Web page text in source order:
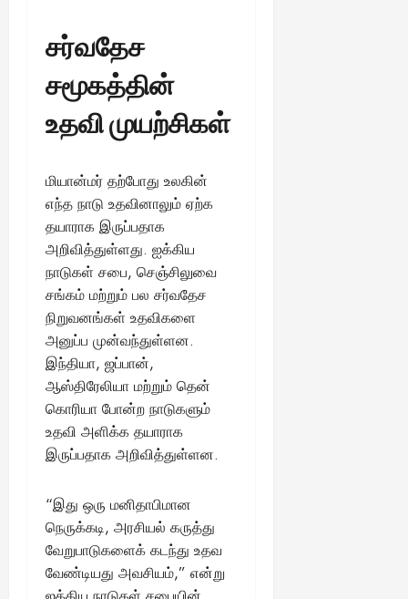
சர்வதேச
சமூகத்தின்
உதவி முயற்சிகள்
மியான்மர் தற்போது உலகின்
எந்த நாடு உதவினாலும் ஏற்க
தயாராக இருப்பதாக
அறிவித்துள்ளது. ஐக்கிய
நாடுகள் சபை, செஞ்சிலுவை
சங்கம் மற்றும் பல சர்வதேச
நிறுவனங்கள் உதவிகளை
அனுப்ப முன்வந்துள்ளன.
இந்தியா, ஜப்பான்,
ஆஸ்திரேலியா மற்றும் தென்
கொரியா போன்ற நாடுகளும்
உதவி அளிக்க தயாராக
இருப்பதாக அறிவித்துள்ளன.
“இது ஒரு மனிதாபிமான
நெருக்கடி, அரசியல் கருத்து
வேறுபாடுகளைக் கடந்து உதவ
வேண்டியது அவசியம்,” என்று